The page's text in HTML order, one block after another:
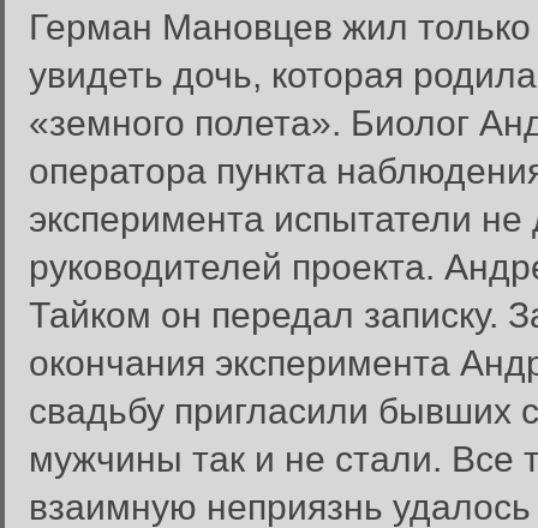
Герман Мановцев жил
увидеть дочь, которая
«земного полета». Биолог
оператора пункта
эксперимента испытатели
руководителей проекта.
Тайком он передал записку.
окончания эксперимента
свадьбу пригласили бывших
мужчины так и не стали. Все
взаимную неприязнь